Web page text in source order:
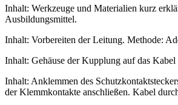
Inhalt: Werkzeuge und Materialien kurz
Ausbildungsmittel.
Inhalt: Vorbereiten der Leitung. Methode:
Inhalt: Gehäuse der Kupplung auf das
Inhalt: Anklemmen des
der Klemmkontakte anschließen. Kabel